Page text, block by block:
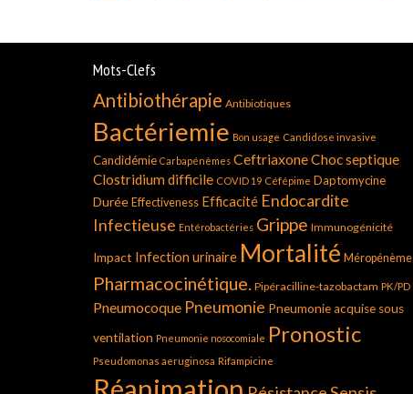
Mots-Clefs
Antibiothérapie Antibiotiques
Bactériemie Bon usage Candidose invasive
Candidémie Carbapénèmes CeftriaxoneChoc septique
Clostridium difficile COVID 19 Céfépime Daptomycine
Durée Effectiveness Efficacité Endocardite
Infectieuse Entérobactéries Grippe Immunogénicité
Impact Infection urinaire Mortalité Méropénème
Pharmacocinétique. Pipéracilline-tazobactam PK/PD
Pneumocoque Pneumonie Pneumonie acquise sous
ventilation Pneumonie nosocomiale Pronostic
Pseudomonas aeruginosa Rifampicine